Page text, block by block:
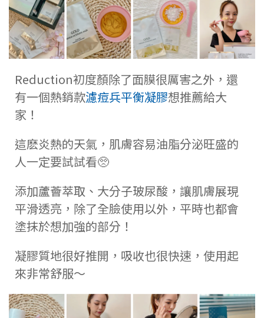
Reduction初度顏除了面膜很厲害之外， 還
有一個熱銷款濾痘兵平衡凝膠想推薦給大
家！
這麽炎熱的天氣，肌膚容易油脂分泌旺盛的
人一定要試試看🥺
添加蘆薈萃取、大分子玻尿酸，讓肌膚展現
平滑透亮， 除了全臉使用以外，平時也都會
塗抹於想加強的部分！
凝膠質地很好推開，吸收也很快速，使用起
來非常舒服～